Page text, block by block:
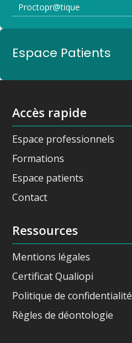
Proctopr@tique
Espace Patients
Accès rapide
Espace professionnels
Formations
Espace patients
Contact
Ressources
Mentions légales
Certificat Qualiopi
Politique de confidentialité
Règles de déontologie